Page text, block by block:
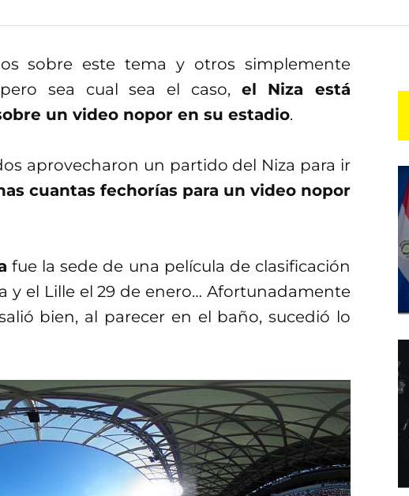
sobre este tema y otros simplemente
sea cual sea el caso, el Niza está
un video nopor en su estadio.
aprovecharon un partido del Niza para ir
cuantas fechorías para un video nopor
fue la sede de una película de clasificación
y el Lille el 29 de enero… Afortunadamente
bien, al parecer en el baño, sucedió lo